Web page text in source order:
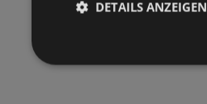
DETAILS ANZEIGEN